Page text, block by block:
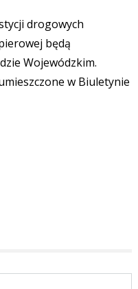
drogowych
będą
Wojewódzkim.
w Biuletynie